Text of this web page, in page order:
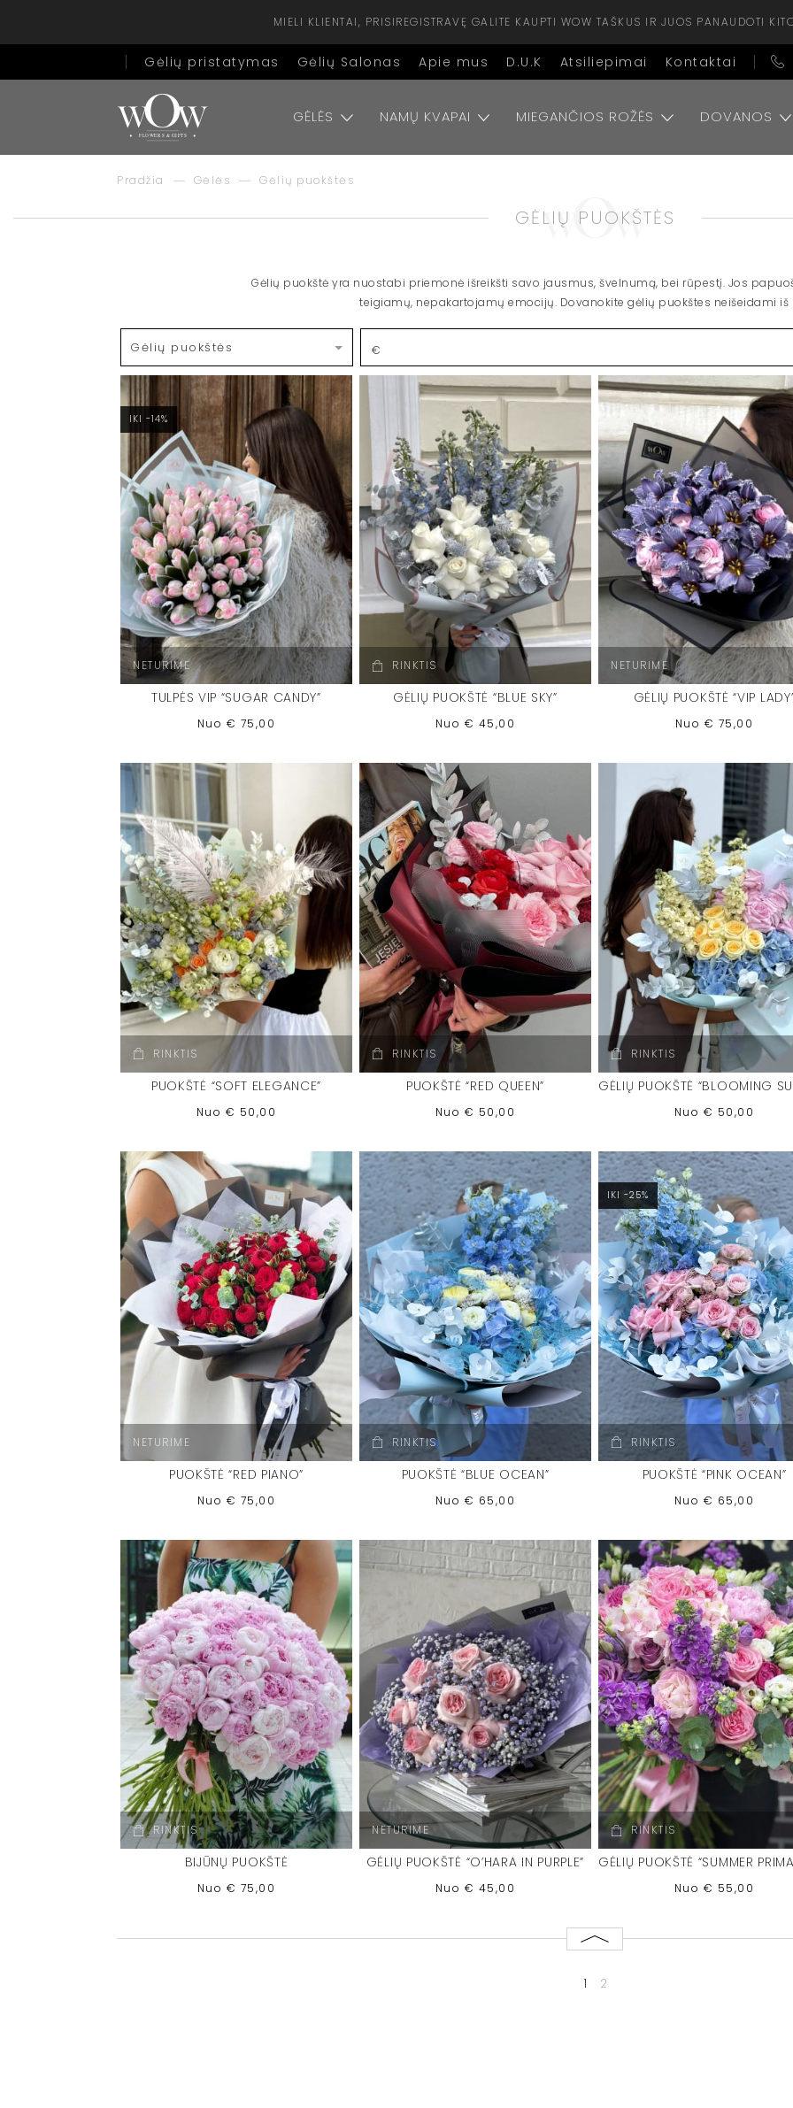
MIELI KLIENTAI, PRISIREGISTRAVĘ GALITE KAUPTI WOW TAŠKUS IR JUOS PANAUDOTI
Gėlių pristatymas Gėlių Salonas Apie mus D.U.K Atsiliepimai Kontaktai
GĖLĖS NAMŲ KVAPAI MIEGANČIOS ROŽĖS DOVANOS
Pradžia Gėlės Gėlių puokštės
GĖLIŲ PUOKŠTĖS
Gėlių puokštė yra nuostabi priemonė išreikšti savo jausmus, švelnumą, bei rūpestį. Jos
teigiamų, nepakartojamų emocijų. Dovanokite gėlių puokštes neišeidami iš
€
NETURIME
IKI -14%
TULPĖS VIP “SUGAR CANDY”
Nuo € 75,00
RINKTIS
GĖLIŲ PUOKŠTĖ “BLUE SKY”
Nuo € 45,00
NETURIME
GĖLIŲ PUOKŠTĖ “VIP
Nuo € 75,00
RINKTIS
PUOKŠTĖ “SOFT ELEGANCE”
Nuo € 50,00
RINKTIS
PUOKŠTĖ “RED QUEEN”
Nuo € 50,00
RINKTIS
Nuo € 50,00
NETURIME
PUOKŠTĖ “RED PIANO”
Nuo € 75,00
RINKTIS
PUOKŠTĖ “BLUE OCEAN”
Nuo € 65,00
RINKTIS
IKI -25%
PUOKŠTĖ “PINK OCEAN”
Nuo € 65,00
RINKTIS
BIJŪNŲ PUOKŠTĖ
Nuo € 75,00
NETURIME
GĖLIŲ PUOKŠTĖ “O’HARA IN PURPLE”
Nuo € 45,00
RINKTIS
Nuo € 55,00
1 2